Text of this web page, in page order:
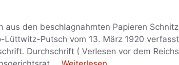
aus den beschlagnahmten Papieren
Lüttwitz-Putsch vom 13. März 1920
Durchschrift ( Verlesen vor dem